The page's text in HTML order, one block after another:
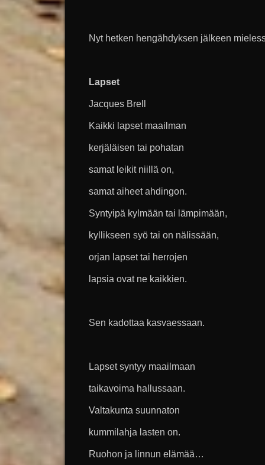
Nyt hetken hengähdyksen jälkeen
Lapset
Jacques Brell
Kaikki lapset maailman
kerjäläisen tai pohatan
samat leikit niillä on,
samat aiheet ahdingon.
Syntyipä kylmään tai lämpimään,
kyllikseen syö tai on nälissään,
orjan lapset tai herrojen
lapsia ovat ne kaikkien.
Sen kadottaa kasvaessaan.
Lapset syntyy maailmaan
taikavoima hallussaan.
Valtakunta suunnaton
kummilahja lasten on.
Ruohon ja linnun elämää…